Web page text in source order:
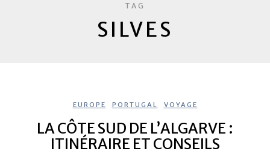
TAG
SILVES
EUROPE PORTUGAL VOYAGE
LA CÔTE SUD DE L’ALGARVE :
ITINÉRAIRE ET CONSEILS